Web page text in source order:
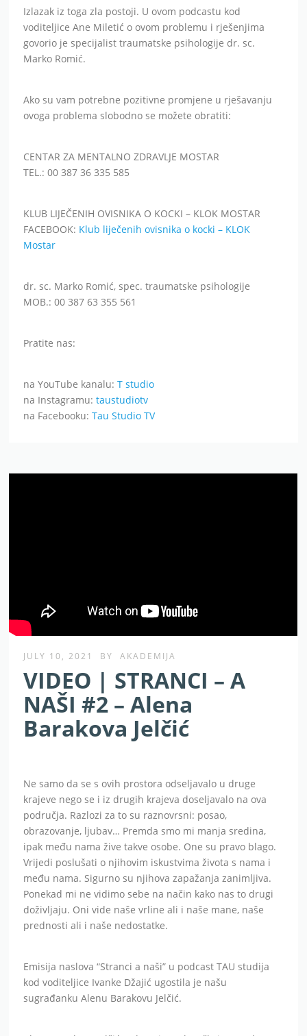
Izlazak iz toga zla postoji. U ovom podcastu kod
voditeljice Ane Miletić o ovom problemu i rješenjima
govorio je specijalist traumatske psihologije dr. sc.
Marko Romić.
Ako su vam potrebne pozitivne promjene u rješavanju
ovoga problema slobodno se možete obratiti:
CENTAR ZA MENTALNO ZDRAVLJE MOSTAR
TEL.: 00 387 36 335 585
KLUB LIJEČENIH OVISNIKA O KOCKI – KLOK MOSTAR
FACEBOOK: Klub liječenih ovisnika o kocki – KLOK
Mostar
dr. sc. Marko Romić, spec. traumatske psihologije
MOB.: 00 387 63 355 561
Pratite nas:
na YouTube kanalu:T studio
na Instagramu:taustudiotv
na Facebooku:Tau Studio TV
JULY 10, 2021 BY AKADEMIJA
VIDEO | STRANCI – A
NAŠI #2 – Alena
Barakova Jelčić
Ne samo da se s ovih prostora odseljavalo u druge
krajeve nego se i iz drugih krajeva doseljavalo na ova
područja. Razlozi za to su raznovrsni: posao,
obrazovanje, ljubav… Premda smo mi manja sredina,
ipak među nama žive takve osobe. One su pravo blago.
Vrijedi poslušati o njihovim iskustvima života s nama i
među nama. Sigurno su njihova zapažanja zanimljiva.
Ponekad mi ne vidimo sebe na način kako nas to drugi
doživljaju. Oni vide naše vrline ali i naše mane, naše
prednosti ali i naše nedostatke.
Emisija naslova “Stranci a naši” u podcast TAU studija
kod voditeljice Ivanke Džajić ugostila je našu
sugrađanku Alenu Barakovu Jelčić.